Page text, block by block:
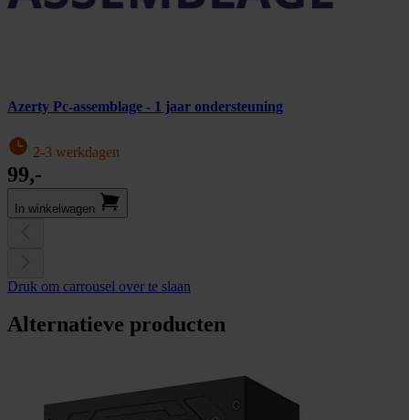
Azerty Pc-assemblage - 1 jaar ondersteuning
2-3 werkdagen
99,-
In winkel­wagen
Druk om carrousel over te slaan
Alternatieve producten